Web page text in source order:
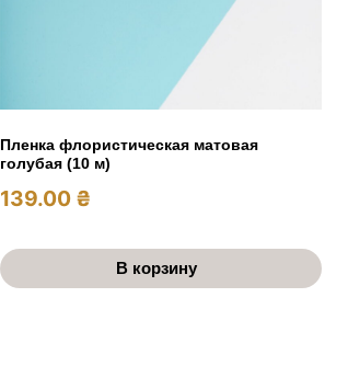
Пленка флористическая матовая
голубая (10 м)
139.00 ₴
В корзину